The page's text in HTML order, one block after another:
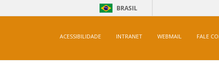
BRASIL
ACESSIBILIDADE INTRANET WEBMAIL FALE